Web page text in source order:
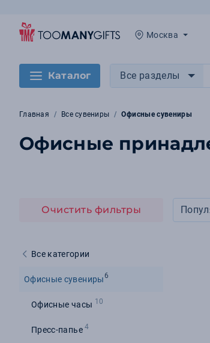
Москва
Каталог Все разделы
Главная Все сувениры Офисные сувениры
Офисные
Очистить фильтры
Все категории
Офисные сувениры6
Офисные часы 10
Пресс-папье4